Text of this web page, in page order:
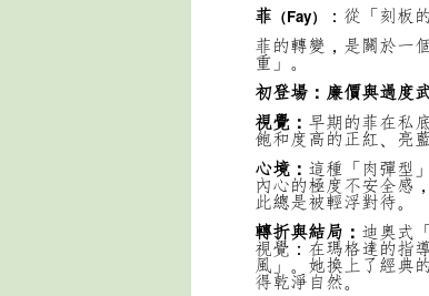
菲 （Fay）
：從「刻板
菲的轉變，是關於一
重」。
初登場：廉價與過度
視覺： 早期的菲在私
飽和度高的正紅、亮
心境： 這種「肉彈型
內心的極度不安全感
此總是被輕浮對待。
轉折與結局： 迪奧式
視覺：在瑪格達的指
風」。她換上了經典
得乾淨自然。